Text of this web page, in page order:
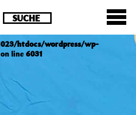
post_permalink ist seit
stattdessen
htdocs/wordpress/wp-
line 6031